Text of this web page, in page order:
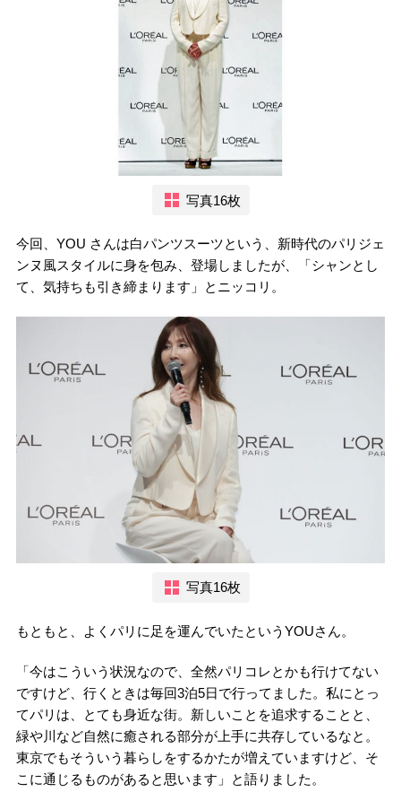
写真16枚
今回、YOU さんは白パンツスーツという、新時代のパリジェ
ンヌ風スタイルに身を包み、登場しましたが、「シャンとし
て、気持ちも引き締まります」とニッコリ。
写真16枚
もともと、よくパリに足を運んでいたというYOUさん。
「今はこういう状況なので、全然パリコレとかも行けてない
ですけど、行くときは毎回3泊5日で行ってました。私にとっ
てパリは、とても身近な街。新しいことを追求することと、
緑や川など自然に癒される部分が上手に共存しているなと。
東京でもそういう暮らしをするかたが増えていますけど、そ
こに通じるものがあると思います」と語りました。